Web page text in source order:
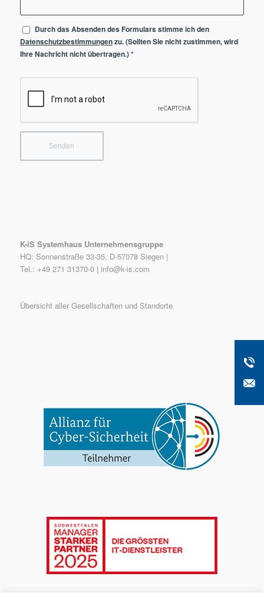
Durch das Absenden des Formulars stimme ich den
Datenschutzbestimmungenzu. (Sollten Sie nicht zustimmen, wird
Ihre Nachricht nicht übertragen.)*
K-iS Systemhaus Unternehmensgruppe
HQ: Sonnenstraße 33-35, D-57078 Siegen |
Tel.: +49 271 31370-0 | info@k-is.com
Übersicht aller Gesellschaften und Standorte